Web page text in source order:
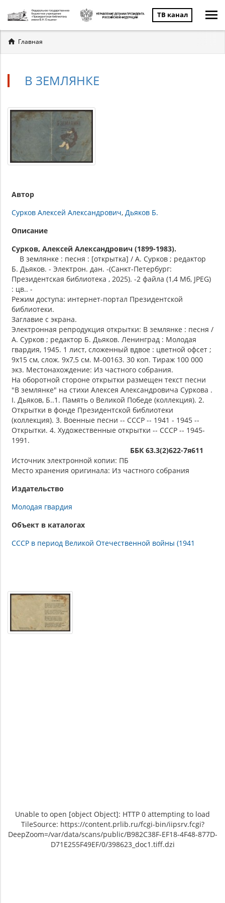
ТВ канал
Вы
здесь
Главная
В ЗЕМЛЯНКЕ
Автор
Сурков Алексей Александрович Дьяков Б.
Описание
Сурков, Алексей Александрович (1899-1983).
В землянке : песня : [открытка] / А. Сурков ; редактор
Б. Дьяков. - Электрон. дан. -(Санкт-Петербург:
Президентская библиотека , 2025). -2 файла (1,4 Мб, JPEG)
: цв.. -
Режим доступа: интернет-портал Президентской
библиотеки.
Заглавие с экрана.
Электронная репродукция открытки: В землянке : песня /
А. Сурков ; редактор Б. Дьяков. Ленинград : Молодая
гвардия, 1945. 1 лист, сложенный вдвое : цветной офсет ;
9х15 см, слож. 9х7,5 см. М-00163. 30 коп. Тираж 100 000
экз. Местонахождение: Из частного собрания.
На оборотной стороне открытки размещен текст песни
"В землянке" на стихи Алексея Александровича Суркова .
I. Дьяков, Б..1. Память о Великой Победе (коллекция). 2.
Открытки в фонде Президентской библиотеки
(коллекция). 3. Военные песни -- СССР -- 1941 - 1945 --
Открытки. 4. Художественные открытки -- СССР -- 1945-
1991.
ББК 63.3(2)622-7я611
Источник электронной копии: ПБ
Место хранения оригинала: Из частного собрания
Издательство
Молодая гвардия
Объект в каталогах
СССР в период Великой Отечественной войны (1941
Unable to open [object Object]: HTTP 0 attempting to load
TileSource: https://content.prlib.ru/fcgi-bin/iipsrv.fcgi?
DeepZoom=/var/data/scans/public/B982C38F-EF18-4F48-877D-
D71E255F49EF/0/398623_doc1.tiff.dzi